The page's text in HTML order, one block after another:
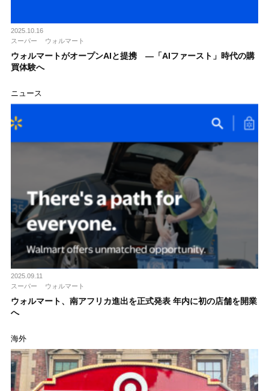
2025.10.16
スーパー
ウォルマート
ウォルマートがオープンAIと提携 ―「AIファースト」時代の購
買体験へ
ニュース
2025.09.11
スーパー
ウォルマート
ウォルマート、南アフリカ進出を正式発表 年内に初の店舗を開業
へ
海外